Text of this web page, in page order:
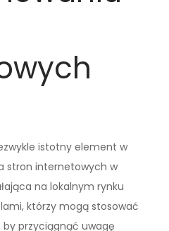
istotny element w
stron internetowych w
na lokalnym rynku
którzy mogą stosować
by przyciągnąć uwagę